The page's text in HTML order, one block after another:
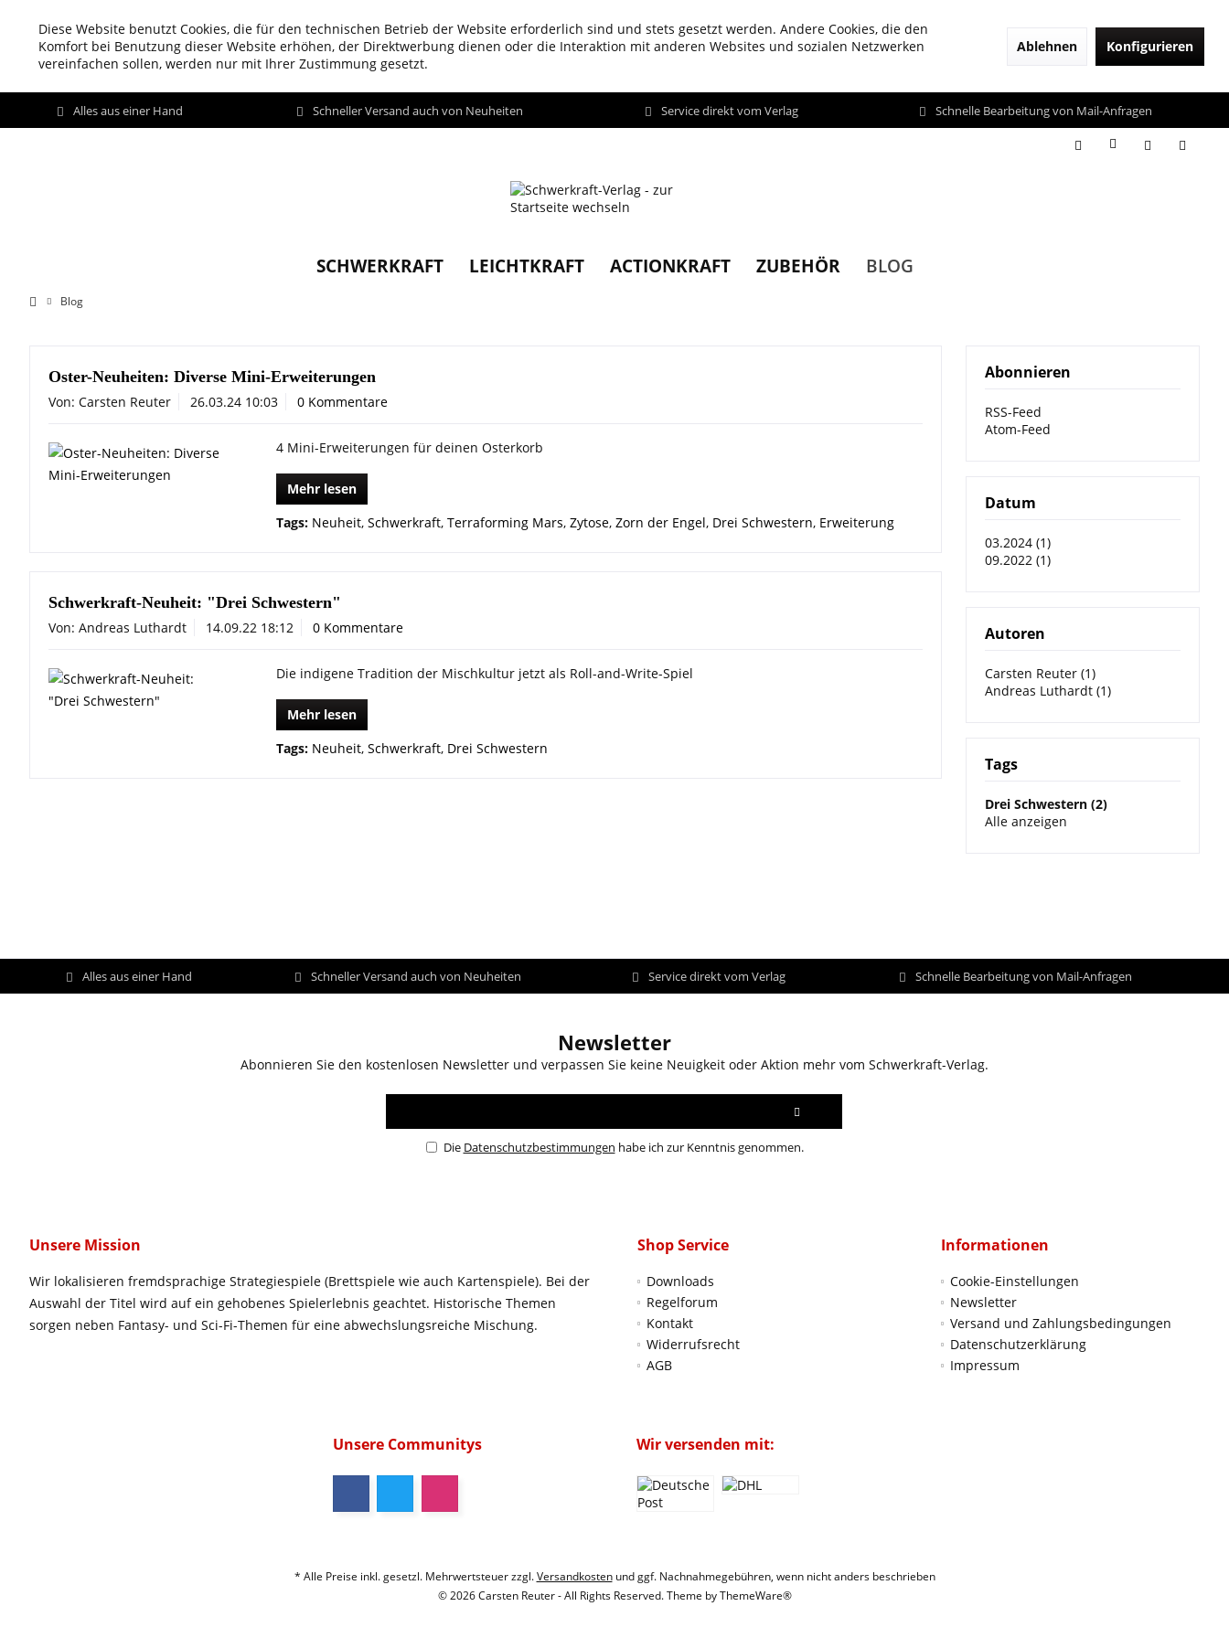
Diese Website benutzt Cookies, die für den technischen Betrieb der Website erforderlich sind und stets gesetzt werden. Andere Cookies, die den
Komfort bei Benutzung dieser Website erhöhen, der Direktwerbung dienen oder die Interaktion mit anderen Websites und sozialen Netzwerken
vereinfachen sollen, werden nur mit Ihrer Zustimmung gesetzt.
Ablehnen Konfigurieren
Alles aus einer Hand Schneller Versand auch von Neuheiten Service direkt vom Verlag Schnelle Bearbeitung von Mail-Anfragen
SCHWERKRAFT LEICHTKRAFT ACTIONKRAFT ZUBEHÖR BLOG
Blog
Abonnieren
RSS-Feed
Atom-Feed
Datum
03.2024 (1)
09.2022 (1)
Autoren
Carsten Reuter (1)
Andreas Luthardt (1)
Tags
Drei Schwestern (2)
Alle anzeigen
Oster-Neuheiten: Diverse Mini-Erweiterungen
Von: Carsten Reuter 26.03.24 10:03 0 Kommentare
4 Mini-Erweiterungen für deinen Osterkorb
Mehr lesen
Tags: Neuheit, Schwerkraft, Terraforming Mars, Zytose, Zorn der Engel, Drei Schwestern, Erweiterung
Schwerkraft-Neuheit: "Drei Schwestern"
Von: Andreas Luthardt 14.09.22 18:12 0 Kommentare
Die indigene Tradition der Mischkultur jetzt als Roll-and-Write-Spiel
Mehr lesen
Tags: Neuheit, Schwerkraft, Drei Schwestern
Alles aus einer Hand Schneller Versand auch von Neuheiten Service direkt vom Verlag Schnelle Bearbeitung von Mail-Anfragen
Newsletter
Abonnieren Sie den kostenlosen Newsletter und verpassen Sie keine Neuigkeit oder Aktion mehr vom Schwerkraft-Verlag.
Die Datenschutzbestimmungen habe ich zur Kenntnis genommen.
Unsere Mission
Wir lokalisieren fremdsprachige Strategiespiele (Brettspiele wie auch Kartenspiele). Bei der
Auswahl der Titel wird auf ein gehobenes Spielerlebnis geachtet. Historische Themen
sorgen neben Fantasy- und Sci-Fi-Themen für eine abwechslungsreiche Mischung.
Shop Service
Downloads
Regelforum
Kontakt
Widerrufsrecht
AGB
Informationen
Cookie-Einstellungen
Newsletter
Versand und Zahlungsbedingungen
Datenschutzerklärung
Impressum
Unsere Communitys Wir versenden mit:
* Alle Preise inkl. gesetzl. Mehrwertsteuer zzgl.Versandkostenund ggf. Nachnahmegebühren, wenn nicht anders beschrieben
© 2026 Carsten Reuter - All Rights Reserved. Theme byThemeWare®